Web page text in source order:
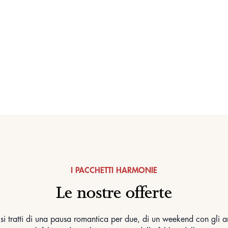
I PACCHETTI HARMONIE
Le nostre offerte
tratti di una pausa romantica per due, di un weekend con gli